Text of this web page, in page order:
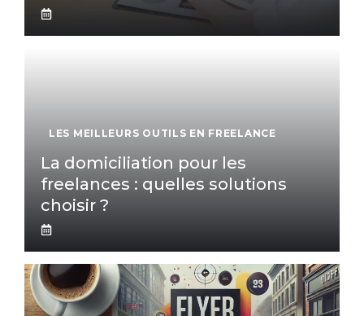
LES MEILLEURS OUTILS EN FREELANCE
La domiciliation pour les
freelances : quelles solutions
choisir ?